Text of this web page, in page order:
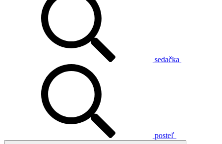
sedačka
posteľ